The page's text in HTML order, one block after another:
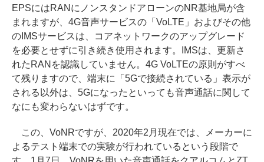
EPSにはRANにノンスタンドアローンのNR基地局が含
まれますが、4G音声サービスの「VoLTE」およびその他
のIMSサービスは、コアネットワークのアップグレード
を必要とせずに引き続き使用されます。IMSは、更新さ
れたRANを認識していません。4G VoLTEの原則がすべ
て残りますので、端末に「5Gで接続されている」表示が
される以外は、5Gになったといっても音声通話に関して
なにも変わらないはずです。
この、VoNRですが、2020年2月現在では、メーカーに
よるテスト端末での実験が行われているという段階で